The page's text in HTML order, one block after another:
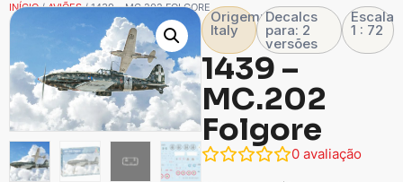
INÍCIO/AVIÕES/ 1439 – MC.202 FOLGORE
Origem:
Italy
Decalcs
para: 2
versões
Escala
1 : 72
1439 –
MC.202
Folgore
0 avaliação